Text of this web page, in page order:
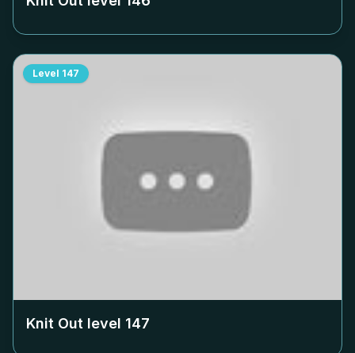
Level 147
Knit Out level 147